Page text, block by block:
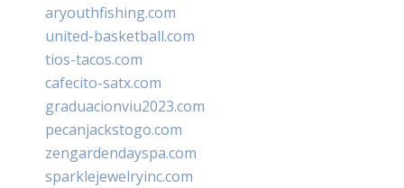
aryouthfishing.com
united-basketball.com
tios-tacos.com
cafecito-satx.com
graduacionviu2023.com
pecanjackstogo.com
zengardendayspa.com
sparklejewelryinc.com